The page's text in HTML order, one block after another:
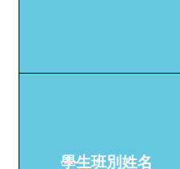
學生班別姓名